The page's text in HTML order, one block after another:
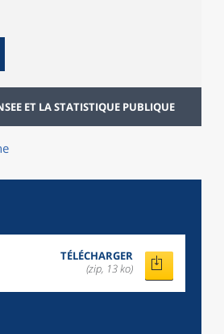
ET LA STATISTIQUE PUBLIQUE
TÉLÉCHARGER
(zip, 13 ko)